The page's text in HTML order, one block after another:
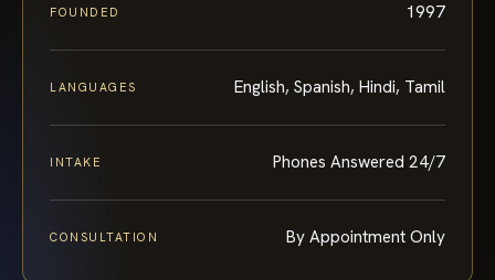
FOUNDED 1997
LANGUAGES English, Spanish, Hindi, Tamil
INTAKE Phones Answered 24/7
CONSULTATION By Appointment Only